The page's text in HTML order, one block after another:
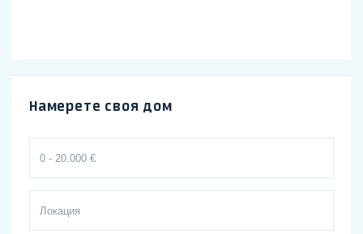
Намерете своя дом